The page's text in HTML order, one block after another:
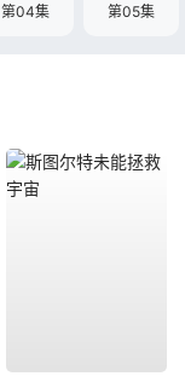
第04集 第05集